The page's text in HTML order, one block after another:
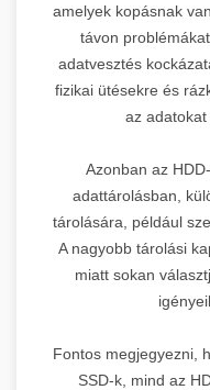
amelyek kopásnak
távon
adatvesztés
fizikai ütésekre és
az adatokat
Azonban az
adattárolásban,
tárolására, például
A nagyobb tárolási
miatt sokan
Fontos megjegyezni,
SSD-k, mind az